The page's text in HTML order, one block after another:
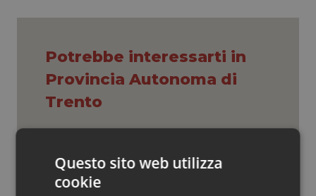
Oncologia & Nutrizione
Psoriasi & pelle
Quotidiano Chirurgia
Potrebbe interessarti in
Provincia Autonoma di
Trento
Spallanzani: capire la ricerca per
comprendere il presente
Questo sito web utilizza
cookie